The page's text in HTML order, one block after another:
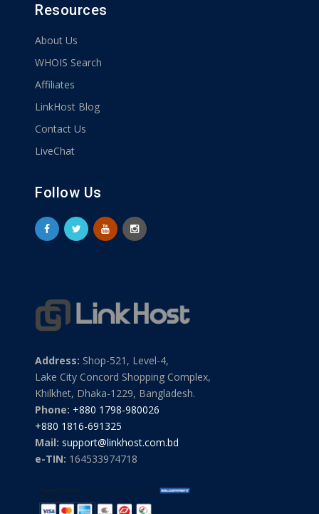
Resources
About Us
WHOIS Search
Affiliates
LinkHost Blog
Contact Us
LiveChat
Follow Us
Address: Shop-521, Level-4,
Lake City Concord Shopping Complex,
Khilkhet, Dhaka-1229, Bangladesh.
Phone: +880 1798-980026
+880 1816-691325
Mail: support@linkhost.com.bd
e-TIN: 164533974718